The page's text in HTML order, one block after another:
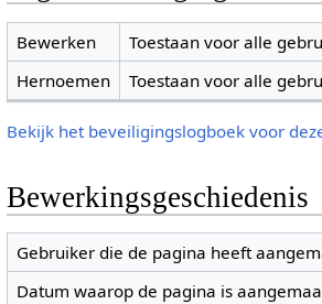
Bewerken
Toestaan voor alle
Hernoemen
Toestaan voor alle
Bekijk het beveiligingslogboek voor
Bewerkingsgeschiedenis
Gebruiker die de pagina heeft
Datum waarop de pagina is